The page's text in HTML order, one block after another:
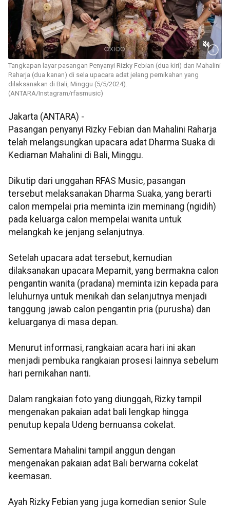
Tangkapan layar pasangan Penyanyi Rizky Febian (dua kiri) dan Mahalini
Raharja (dua kanan) di sela upacara adat jelang pernikahan yang
dilaksanakan di Bali, Minggu (5/5/2024).
(ANTARA/Instagram/rfasmusic)
Jakarta (ANTARA) -
Pasangan penyanyi Rizky Febian dan Mahalini Raharja
telah melangsungkan upacara adat Dharma Suaka di
Kediaman Mahalini di Bali, Minggu.
Dikutip dari unggahan RFAS Music, pasangan
tersebut melaksanakan Dharma Suaka, yang berarti
calon mempelai pria meminta izin meminang (ngidih)
pada keluarga calon mempelai wanita untuk
melangkah ke jenjang selanjutnya.
Setelah upacara adat tersebut, kemudian
dilaksanakan upacara Mepamit, yang bermakna calon
pengantin wanita (pradana) meminta izin kepada para
leluhurnya untuk menikah dan selanjutnya menjadi
tanggung jawab calon pengantin pria (purusha) dan
keluarganya di masa depan.
Menurut informasi, rangkaian acara hari ini akan
menjadi pembuka rangkaian prosesi lainnya sebelum
hari pernikahan nanti.
Dalam rangkaian foto yang diunggah, Rizky tampil
mengenakan pakaian adat bali lengkap hingga
penutup kepala Udeng bernuansa cokelat.
Sementara Mahalini tampil anggun dengan
mengenakan pakaian adat Bali berwarna cokelat
keemasan.
Ayah Rizky Febian yang juga komedian senior Sule